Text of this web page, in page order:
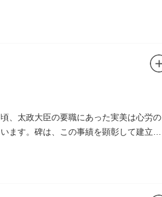
、太政大臣の要職にあった実美は心労の
ます。碑は、この事績を顕彰して建立さ